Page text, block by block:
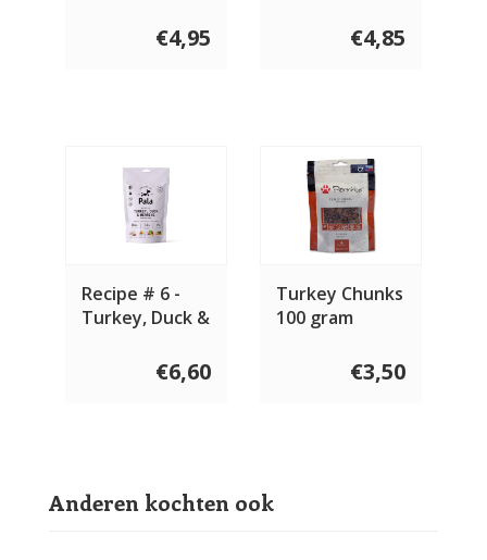
€4,95 €4,85
Recipe # 6 -
Turkey, Duck &
€6,60
Turkey Chunks
100 gram
€3,50
Anderen kochten ook